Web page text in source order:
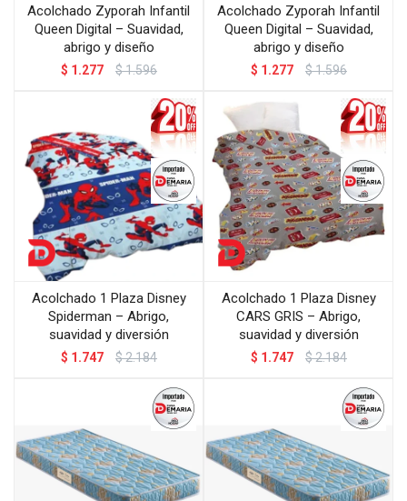
Acolchado Zyporah Infantil
Queen Digital – Suavidad,
abrigo y diseño
$ 1.277 $1.596
Acolchado Zyporah Infantil
Queen Digital – Suavidad,
abrigo y diseño
$ 1.277 $1.596
Acolchado 1 Plaza Disney
Spiderman – Abrigo,
suavidad y diversión
$ 1.747 $2.184
Acolchado 1 Plaza Disney
CARS GRIS – Abrigo,
suavidad y diversión
$ 1.747 $2.184